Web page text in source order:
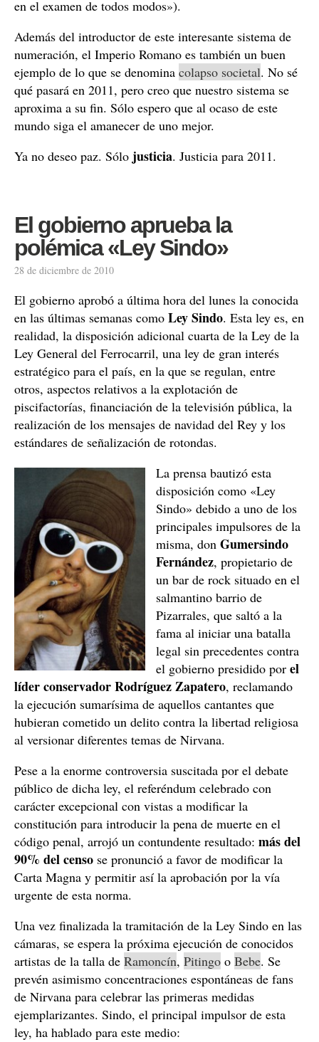
en el examen de todos modos»).
Además del introductor de este interesante sistema de
numeración, el Imperio Romano es también un buen
ejemplo de lo que se denomina colapso societal. No sé
qué pasará en 2011, pero creo que nuestro sistema se
aproxima a su fin. Sólo espero que al ocaso de este
mundo siga el amanecer de uno mejor.
Ya no deseo paz. Sólo justicia. Justicia para 2011.
El gobierno aprueba la
polémica «Ley Sindo»
28 de diciembre de 2010
El gobierno aprobó a última hora del lunes la conocida
en las últimas semanas como Ley Sindo. Esta ley es, en
realidad, la disposición adicional cuarta de la Ley de la
Ley General del Ferrocarril, una ley de gran interés
estratégico para el país, en la que se regulan, entre
otros, aspectos relativos a la explotación de
piscifactorías, financiación de la televisión pública, la
realización de los mensajes de navidad del Rey y los
estándares de señalización de rotondas.
La prensa bautizó esta
disposición como «Ley
Sindo» debido a uno de los
principales impulsores de la
misma, don Gumersindo
Fernández, propietario de
un bar de rock situado en el
salmantino barrio de
Pizarrales, que saltó a la
fama al iniciar una batalla
legal sin precedentes contra
el gobierno presidido por el
líder conservador Rodríguez Zapatero, reclamando
la ejecución sumarísima de aquellos cantantes que
hubieran cometido un delito contra la libertad religiosa
al versionar diferentes temas de Nirvana.
Pese a la enorme controversia suscitada por el debate
público de dicha ley, el referéndum celebrado con
carácter excepcional con vistas a modificar la
constitución para introducir la pena de muerte en el
código penal, arrojó un contundente resultado: más del
90% del censo se pronunció a favor de modificar la
Carta Magna y permitir así la aprobación por la vía
urgente de esta norma.
Una vez finalizada la tramitación de la Ley Sindo en las
cámaras, se espera la próxima ejecución de conocidos
artistas de la talla de Ramoncín, Pitingo o Bebe. Se
prevén asimismo concentraciones espontáneas de fans
de Nirvana para celebrar las primeras medidas
ejemplarizantes. Sindo, el principal impulsor de esta
ley, ha hablado para este medio: